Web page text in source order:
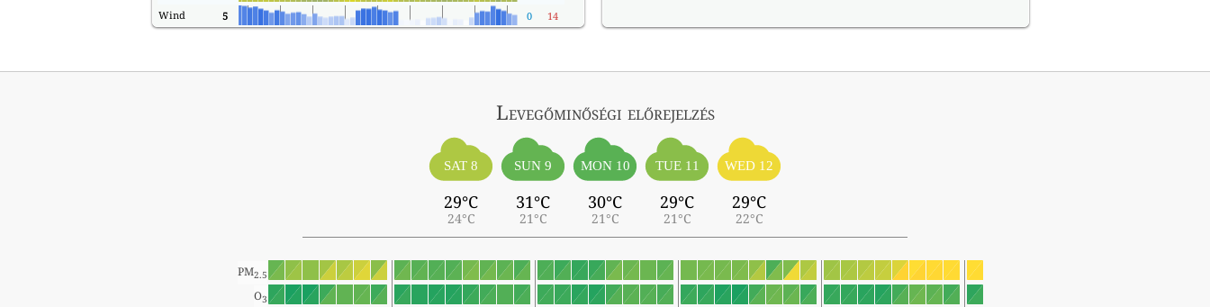
Wind
5 0 14
Levegőminőségi előrejelzés
SAT 8
29°C
24°C
SUN 9
31°C
21°C
MON 10
30°C
21°C
TUE 11
29°C
21°C
WED 12
29°C
22°C
PM2.5
O3